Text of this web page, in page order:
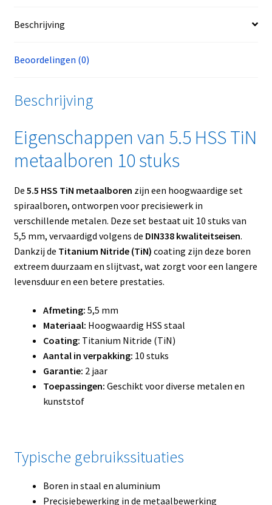
Beschrijving
Beoordelingen (0)
Beschrijving
Eigenschappen van 5.5 HSS TiN
metaalboren 10 stuks
De 5.5 HSS TiN metaalboren zijn een hoogwaardige set
spiraalboren, ontworpen voor precisiewerk in
verschillende metalen. Deze set bestaat uit 10 stuks van
5,5 mm, vervaardigd volgens de DIN338 kwaliteitseisen.
Dankzij de Titanium Nitride (TiN) coating zijn deze boren
extreem duurzaam en slijtvast, wat zorgt voor een langere
levensduur en een betere prestaties.
Afmeting: 5,5 mm
Materiaal: Hoogwaardig HSS staal
Coating: Titanium Nitride (TiN)
Aantal in verpakking: 10 stuks
Garantie: 2 jaar
Toepassingen: Geschikt voor diverse metalen en
kunststof
Typische gebruikssituaties
Boren in staal en aluminium
Precisiebewerking in de metaalbewerking